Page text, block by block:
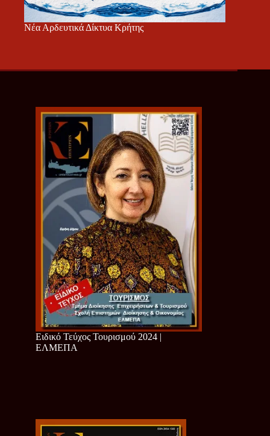
Νέα Αρδευτικά Δίκτυα Κρήτης
Ειδικό Τεύχος Τουρισμού 2024 |
ΕΛΜΕΠΑ